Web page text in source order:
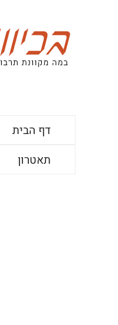
דף הבית
תאטרון